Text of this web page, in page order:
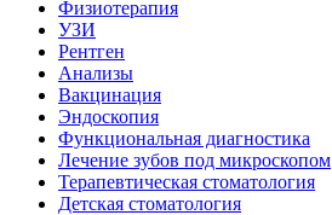
Физиотерапия
УЗИ
Рентген
Анализы
Вакцинация
Эндоскопия
Функциональная диагностика
Лечение зубов под микроскопом
Терапевтическая стоматология
Детская стоматология